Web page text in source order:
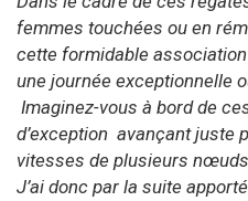
femmes touchées ou en
cette formidable association
une journée exceptionnelle
Imaginez-vous à bord de
d’exception avançant juste
vitesses de plusieurs
J’ai donc par la suite